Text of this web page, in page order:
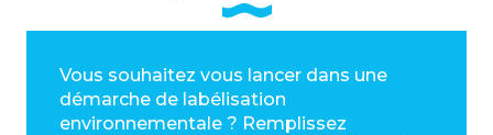
Vous souhaitez vous lancer dans une
démarche de labélisation
environnementale ? Remplissez